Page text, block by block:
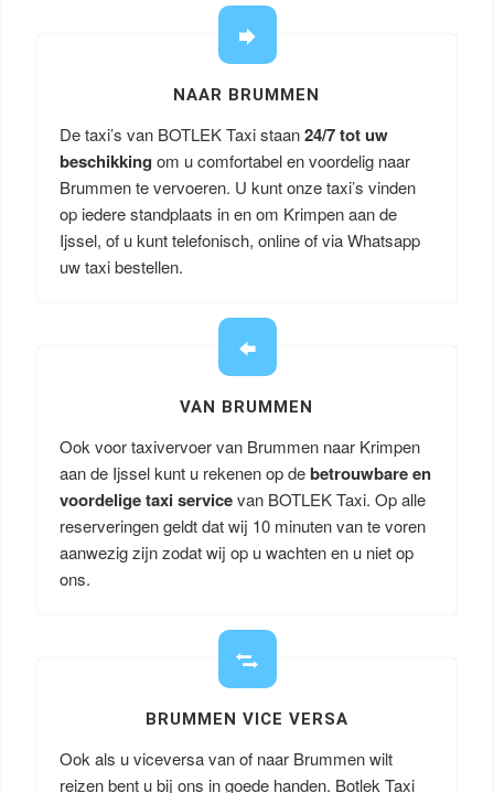
NAAR BRUMMEN
De taxi’s van BOTLEK Taxi staan24/7 tot uw
beschikking om u comfortabel en voordelig naar
Brummen te vervoeren. U kunt onze taxi’s vinden
op iedere standplaats in en om Krimpen aan de
Ijssel, of u kunt telefonisch, online of via Whatsapp
uw taxi bestellen.
VAN BRUMMEN
Ook voor taxivervoer van Brummen naar Krimpen
aan de Ijssel kunt u rekenen op debetrouwbare en
voordelige taxi servicevan BOTLEK Taxi. Op alle
reserveringen geldt dat wij 10 minuten van te voren
aanwezig zijn zodat wij op u wachten en u niet op
ons.
BRUMMEN VICE VERSA
Ook als u viceversa van of naar Brummen wilt
reizen bent u bij ons in goede handen. Botlek Taxi